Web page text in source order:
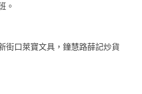
。
口萊寶文具，鐘慧路薛記炒貨